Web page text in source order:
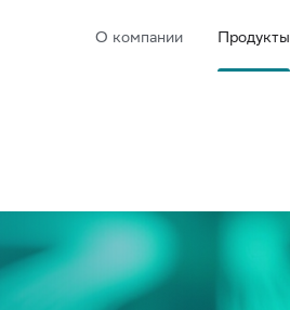
О компании Продукты